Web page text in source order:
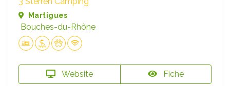
Martigues
Bouches-du-Rhône
Website Fiche